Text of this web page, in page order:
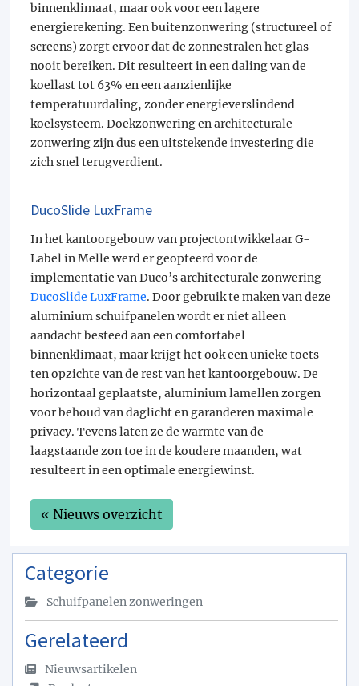
binnenklimaat, maar ook voor een lagere
energierekening. Een buitenzonwering (structureel of
screens) zorgt ervoor dat de zonnestralen het glas
nooit bereiken. Dit resulteert in een daling van de
koellast tot 63% en een aanzienlijke
temperatuurdaling, zonder energieverslindend
koelsysteem. Doekzonwering en architecturale
zonwering zijn dus een uitstekende investering die
zich snel terugverdient.
DucoSlide LuxFrame
In het kantoorgebouw van projectontwikkelaar G-
Label in Melle werd er geopteerd voor de
implementatie van Duco’s architecturale zonwering
DucoSlide LuxFrame. Door gebruik te maken van deze
aluminium schuifpanelen wordt er niet alleen
aandacht besteed aan een comfortabel
binnenklimaat, maar krijgt het ook een unieke toets
ten opzichte van de rest van het kantoorgebouw. De
horizontaal geplaatste, aluminium lamellen zorgen
voor behoud van daglicht en garanderen maximale
privacy. Tevens laten ze de warmte van de
laagstaande zon toe in de koudere maanden, wat
resulteert in een optimale energiewinst.
« Nieuws overzicht
Categorie
Schuifpanelen zonweringen
Gerelateerd
Nieuwsartikelen